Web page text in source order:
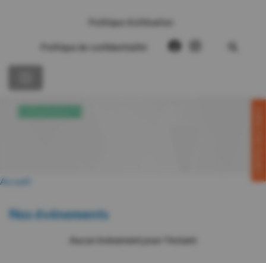
Politique d’utilisation
Politique de confidentialité
Accueil
Nos événements
Aucun événement pour l'instant